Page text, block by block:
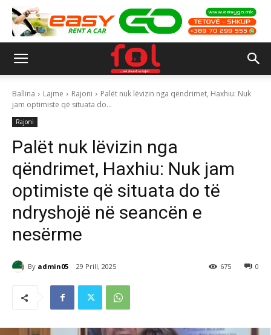
Ballina Lajme Rajoni
Palët nuk lëvizin nga qëndrimet, Haxhiu: Nuk
jam optimiste që situata do...
Rajoni
Palët nuk lëvizin nga
qëndrimet, Haxhiu: Nuk jam
optimiste që situata do të
ndryshojë në seancën e
nesërme
By admin05 29 Prill, 2025 0
675